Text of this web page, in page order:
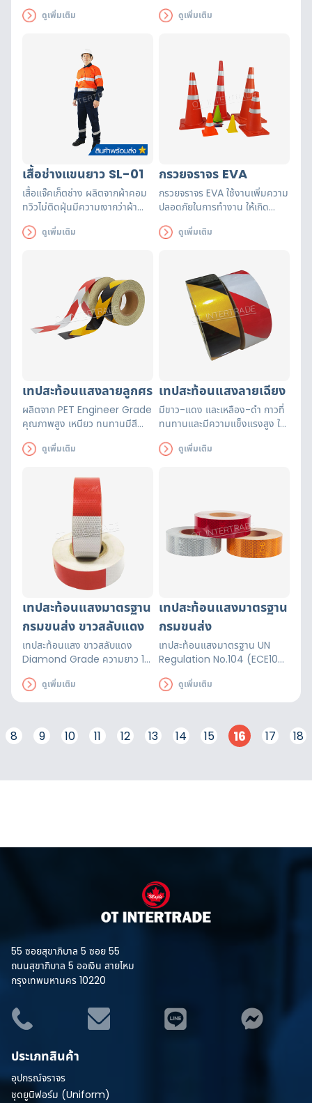
สถานที่ต่าง ๆ
ดูเพิ่มเติม
เพิ่มความปลอดภัยในการทำงาน
ดูเพิ่มเติม
เสื้อช่างแขนยาว SL-01
เสื้อแจ๊คเก็ตช่าง ผลิตจากผ้าคอม
ทวิวไม่ติดฝุ่นมีความเงากว่าผ้า
ผ้าแถบสะท้อนแสงมาตรฐาน
ดูเพิ่มเติม
กรวยจราจร EVA
กรวยจราจร EVA ใช้งานเพิ่มความ
ปลอดภัยในการทำงาน ให้เกิด
จราจร รวมถึงจัดเส้นทางเดินรถ
ดูเพิ่มเติม
เทปสะท้อนแสงลายลูกศร
ผลิตจาก PET Engineer Grade
คุณภาพสูง เหนียว ทนทานมีสี
ดำ ติดง่าย เมื่อแสงมากระทบ จะ
ดูเพิ่มเติม
เทปสะท้อนแสงลายเฉียง
มีขาว-แดง และเหลือง-ดำ กาวที่
ทนทานและมีความแข็งแรงสูง ใช้
วัตถุอย่างชัดเจน
ดูเพิ่มเติม
เทปสะท้อนแสงมาตรฐาน
กรมขนส่ง ขาวสลับแดง
เทปสะท้อนแสง ขาวสลับแดง
Diamond Grade ความยาว 15
C2 (USA), และกรมทางหลวง
ทนต่อแดด ฝน น้ำ ของเหลว
ดูเพิ่มเติม
เทปสะท้อนแสงมาตรฐาน
กรมขนส่ง
เทปสะท้อนแสงมาตรฐาน UN
Regulation No.104 (ECE104)
สำหรับติดรถขนส่งและบรรทุกต่าง
ๆ ผ่านการรับรองกรมขนส่ง
ดูเพิ่มเติม
8 9 10 11 12 13 14 15 16 17 18
55 ซอยสุขาภิบาล 5 ซอย 55
ถนนสุขาภิบาล 5 ออเงิน สายไหม
กรุงเทพมหานคร 10220
ประเภทสินค้า
อุปกรณ์จราจร
ชุดยูนิฟอร์ม (Uniform)